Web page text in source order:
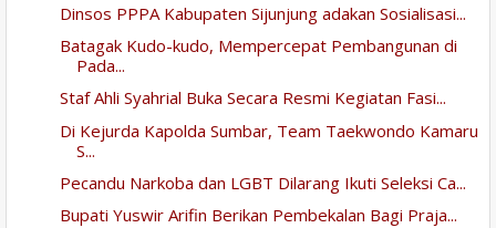
Dinsos PPPA Kabupaten Sijunjung adakan Sosialisasi...
Batagak Kudo-kudo, Mempercepat Pembangunan di
Pada...
Staf Ahli Syahrial Buka Secara Resmi Kegiatan Fasi...
Di Kejurda Kapolda Sumbar, Team Taekwondo Kamaru
S...
Pecandu Narkoba dan LGBT Dilarang Ikuti Seleksi Ca...
Bupati Yuswir Arifin Berikan Pembekalan Bagi Praja...